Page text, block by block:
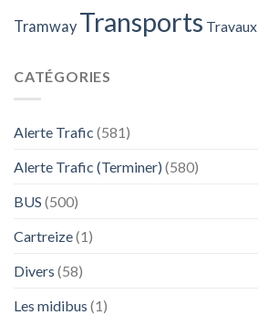
Tramway Transports Travaux
CATÉGORIES
Alerte Trafic (581)
Alerte Trafic (Terminer) (580)
BUS (500)
Cartreize(1)
Divers (58)
Les midibus (1)